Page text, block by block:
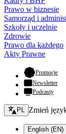
Prawo w biznesie
Samorząd i
Szkoły i uczelnie
Zdrowie
Prawo dla każdego
Akty Prawne
Promocje-
Newsletter
Podcasty
Zmień język -
PL Zmień
English (EN)